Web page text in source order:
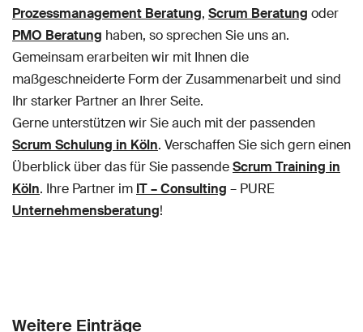
Prozessmanagement Beratung, Scrum Beratung oder
PMO Beratung haben, so sprechen Sie uns an.
Gemeinsam erarbeiten wir mit Ihnen die
maßgeschneiderte Form der Zusammenarbeit und sind
Ihr starker Partner an Ihrer Seite.
Gerne unterstützen wir Sie auch mit der passenden
Scrum Schulung in Köln. Verschaffen Sie sich gern einen
Überblick über das für Sie passendeScrum Training in
Köln. Ihre Partner im IT – Consulting – PURE
Unternehmensberatung!
Weitere Einträge